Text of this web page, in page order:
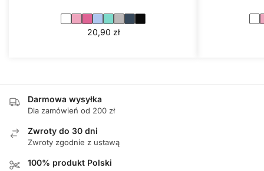
20,90 zł
Darmowa wysyłka
Dla zamówień od 200 zł
Zwroty do 30 dni
Zwroty zgodnie z ustawą
100% produkt Polski